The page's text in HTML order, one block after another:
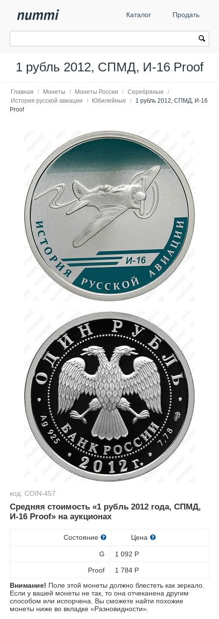
Каталог Продать
1 рубль 2012, СПМД, И-16 Proof
Главная / Монеты / Монеты России / Серебряные
/
История русской авиации
/ Юбилейные /
1 рубль 2012, СПМД, И-16
Proof
код: COIN-457
Средняя стоимость «1 рубль 2012 года, СПМД,
И-16 Proof» на аукционах
Состояние Цена
G 1 092 Р
Proof 1 784 Р
Внимание! Поле этой монеты должно блестеть как зеркало.
Если у вашей монеты не так, то она отчеканена другим
способом или испорчена. Вы сможете найти похожие
монеты ниже во вкладке «Разновидности».